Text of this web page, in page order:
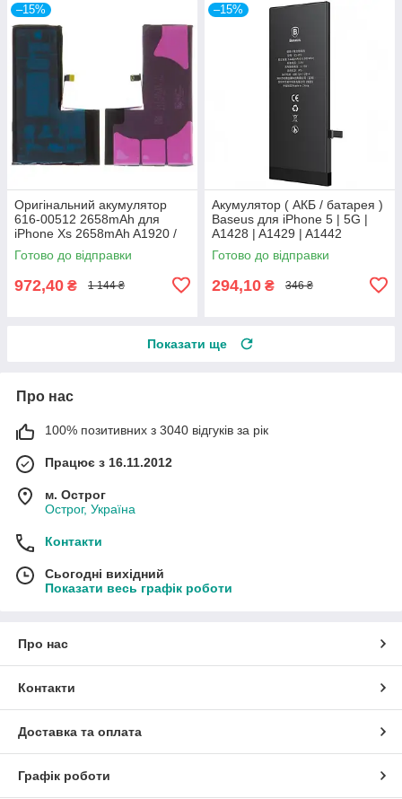
–15%
Оригінальний акумулятор
616-00512 2658mAh для
iPhone Xs 2658mAh A1920 /
A2097 / A2098 / A2100 original
IC
Готово до відправки
972,40 ₴ 1 144 ₴
–15%
Акумулятор ( АКБ / батарея )
Baseus для iPhone 5 | 5G |
A1428 | A1429 | A1442
1440mAh
Готово до відправки
294,10 ₴ 346 ₴
Показати ще
Про нас
100% позитивних з 3040 відгуків за рік
Працює з 16.11.2012
м. Острог
Острог, Україна
Контакти
Сьогодні вихідний
Показати весь графік роботи
Про нас
Контакти
Доставка та оплата
Графік роботи